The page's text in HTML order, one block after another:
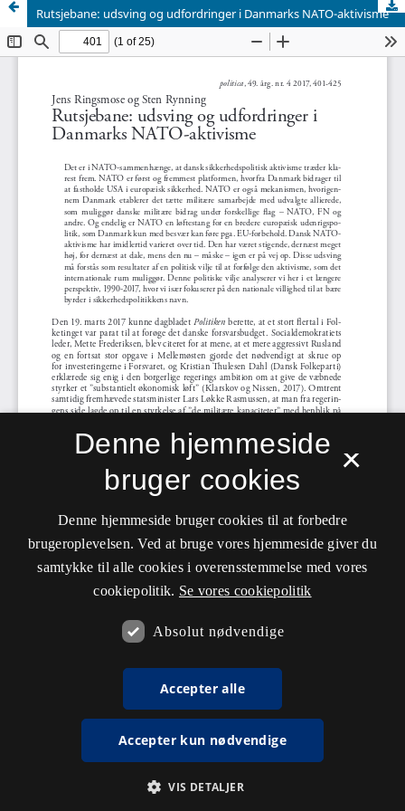
Rutsjebane: udsving og udfordringer i Danmarks NATO-aktivisme
×
Denne hjemmeside
bruger cookies
Denne hjemmeside bruger cookies til at forbedre
brugeroplevelsen. Ved at bruge vores hjemmeside giver du
samtykke til alle cookies i overensstemmelse med vores
cookiepolitik. Se vores cookiepolitik
Absolut nødvendige
Accepter alle
Accepter kun nødvendige
VIS DETALJER